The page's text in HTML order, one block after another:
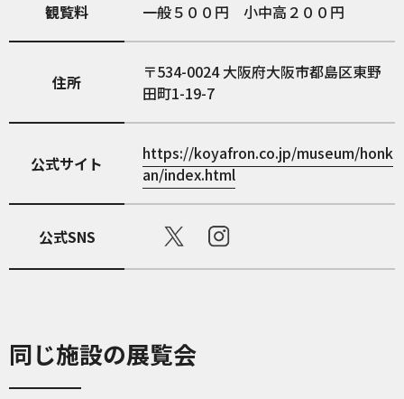
観覧料 一般５００円 小中高２００円
住所 534-0024大阪府大阪市都島区東野
田町1-19-7
公式サイト
https://koyafron.co.jp/museum/honk
an/index.html
公式SNS
同じ施設の展覧会